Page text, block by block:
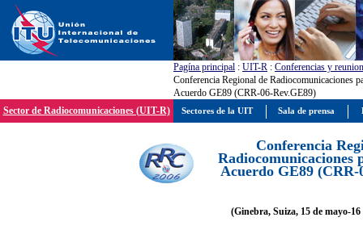
Pagína principal : UIT-R : Conferencias y
Conferencia Regional de Radiocomunicaciones
Acuerdo GE89 (CRR-06-Rev.GE89)
Sector de Radiocomunicaciones (UIT-R)
Conferencia
Radiocomunicaciones
Acuerdo GE89 (CRR-
(Ginebra, Suiza, 15 de mayo-
Sectores de la UIT Sala de prensa